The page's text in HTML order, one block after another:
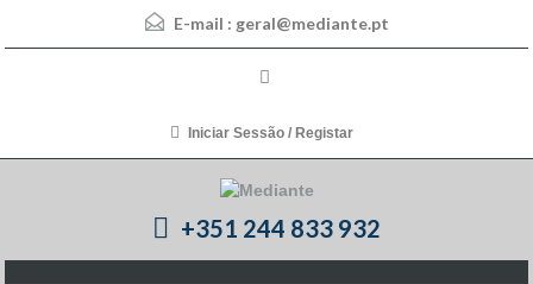
E-mail : geral@mediante.pt
Iniciar Sessão / Registar
+351 244 833 932